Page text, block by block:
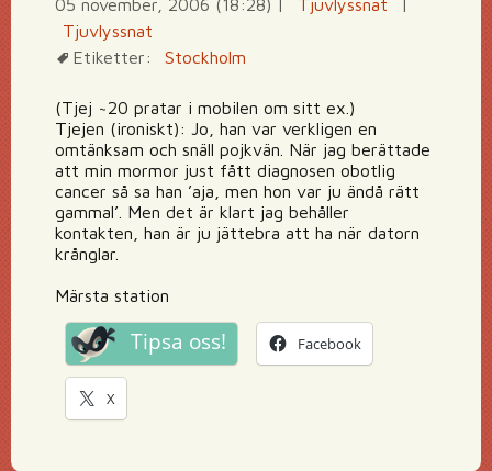
05 november, 2006 (18:28) | Tjuvlyssnat
|
Tjuvlyssnat
Etiketter:
Stockholm
(Tjej ~20 pratar i mobilen om sitt ex.)
Tjejen (ironiskt): Jo, han var verkligen en
omtänksam och snäll pojkvän. När jag berättade
att min mormor just fått diagnosen obotlig
cancer så sa han ’aja, men hon var ju ändå rätt
gammal’. Men det är klart jag behåller
kontakten, han är ju jättebra att ha när datorn
krånglar.
Märsta station
Tipsa oss! Facebook
X